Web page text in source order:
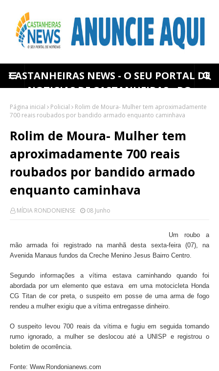
CASTANHEIRAS NEWS - O SEU PORTAL DE
NOTICIAS DE CASTANHEIRAS - RO
Página inicial Policial
Rolim de Moura- Mulher tem aproximadamente
700 reais roubados por bandido armado enquanto caminhava
Rolim de Moura- Mulher tem
aproximadamente 700 reais
roubados por bandido armado
enquanto caminhava
MÍDIA RONDONIENSE 08 Junho
Um roubo a
mão armada foi registrado na manhã desta sexta-feira (07), na
Avenida Manaus fundos da Creche Menino Jesus Bairro Centro.
Segundo informações a vítima estava caminhando quando foi
abordada por um elemento que estava em uma motocicleta Honda
CG Titan de cor preta, o suspeito em posse de uma arma de fogo
rendeu a mulher exigiu que a vítima entregasse dinheiro.
O suspeito levou 700 reais da vítima e fugiu em seguida tomando
rumo ignorado, a mulher se deslocou até a UNISP e registrou o
boletim de ocorrência.
Fonte: Www.Rondonianews.com